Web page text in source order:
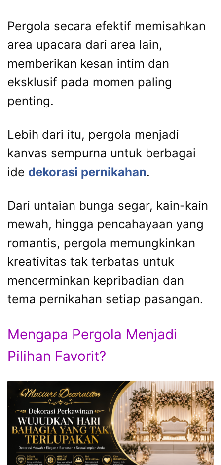
Pergola secara efektif memisahkan
area upacara dari area lain,
memberikan kesan intim dan
eksklusif pada momen paling
penting.
Lebih dari itu, pergola menjadi
kanvas sempurna untuk berbagai
ide dekorasi pernikahan.
Dari untaian bunga segar, kain-kain
mewah, hingga pencahayaan yang
romantis, pergola memungkinkan
kreativitas tak terbatas untuk
mencerminkan kepribadian dan
tema pernikahan setiap pasangan.
Mengapa Pergola Menjadi
Pilihan Favorit?